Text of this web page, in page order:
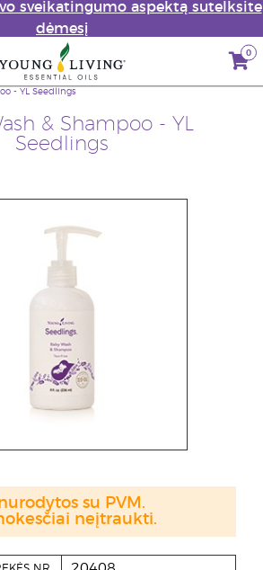
sveikatingumo aspektą sutelksite
dėmesį
0
& Shampoo - YL
Seedlings
- YL Seedlings
su PVM.
neįtraukti.